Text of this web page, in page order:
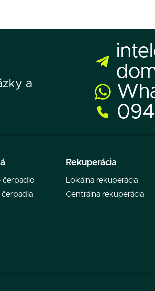
a
čerpadlo
Rekuperácia
Lokálna rekuperácia
Centrálna rekuperácia